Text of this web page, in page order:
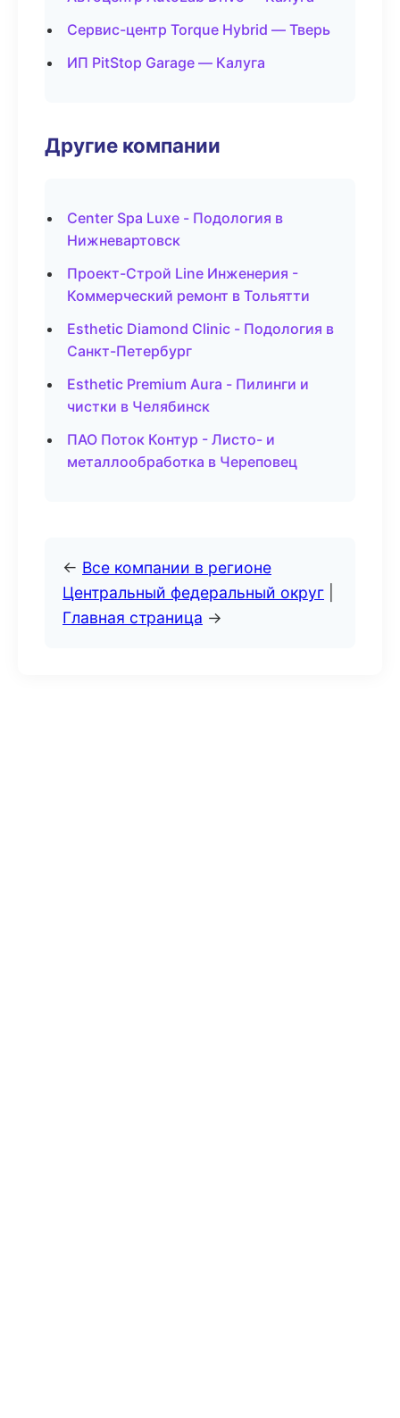
Сервис-центр Torque Hybrid — Тверь
ИП PitStop Garage — Калуга
Другие компании
Center Spa Luxe - Подология в
Нижневартовск
Проект-Строй Line Инженерия -
Коммерческий ремонт в Тольятти
Esthetic Diamond Clinic - Подология в
Санкт-Петербург
Esthetic Premium Aura - Пилинги и
чистки в Челябинск
ПАО Поток Контур - Листо- и
металлообработка в Череповец
← Все компании в регионе
Центральный федеральный округ
Главная страница →